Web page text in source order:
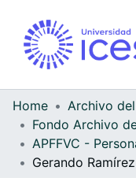
Home